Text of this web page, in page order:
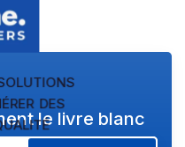
des
le livre blanc